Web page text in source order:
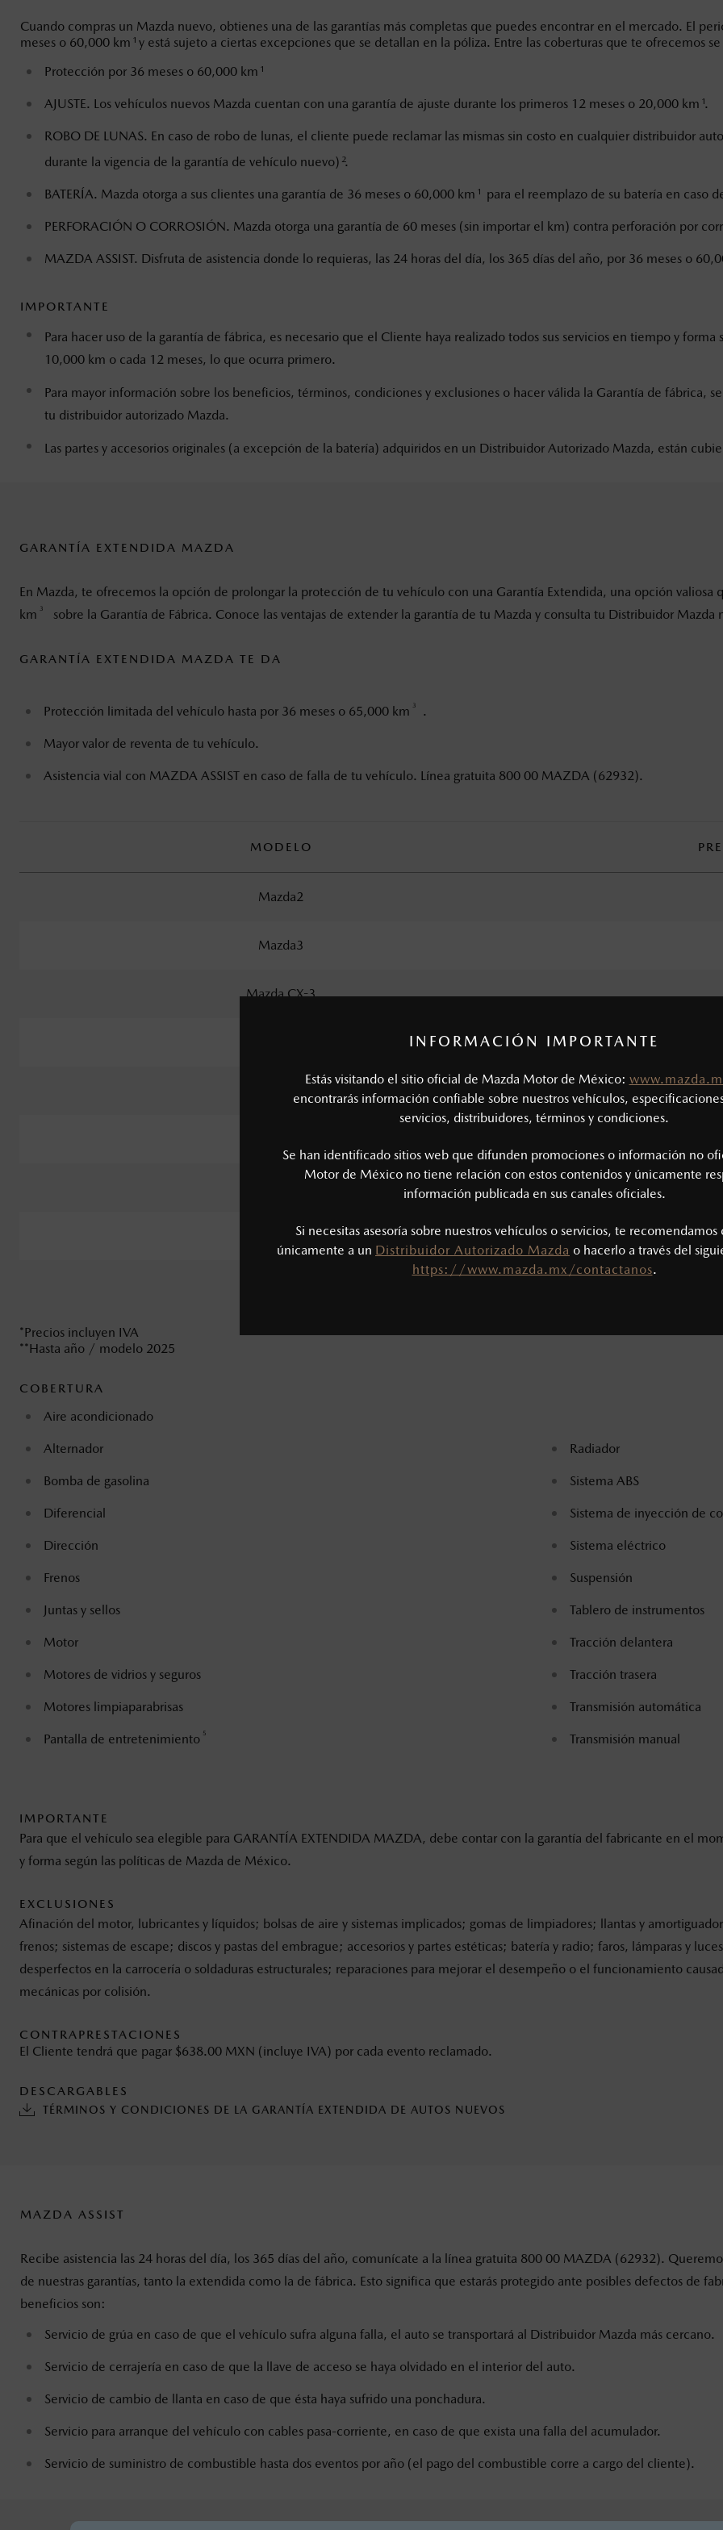
INFORMACIÓN IMPORTANTE
Estás visitando el sitio oficial de Mazda Motor de México:
encontrarás información confiable sobre nuestros vehículos,
servicios, distribuidores, términos y condiciones.
Se han identificado sitios web que difunden promociones o información no
Motor de México no tiene relación con estos contenidos y únicamente
información publicada en sus canales oficiales.
Si necesitas asesoría sobre nuestros vehículos o servicios, te recomendamos
únicamente a un Distribuidor Autorizado Mazda o hacerlo a través del
https://www.mazda.mx/contactanos.
Cuando compras un Mazda nuevo, obtienes una de las garantías más completas que puedes encontrar en el mercado. El
meses o 60,000 km 1 y está sujeto a ciertas excepciones que se detallan en la póliza. Entre las coberturas que te ofrecemos
Protección por 36 meses o 60,000 km 1
AJUSTE. Los vehículos nuevos Mazda cuentan con una garantía de ajuste durante los primeros 12 meses o 20,000 km 1.
ROBO DE LUNAS. En caso de robo de lunas, el cliente puede reclamar las mismas sin costo en cualquier distribuidor
durante la vigencia de la garantía de vehículo nuevo) 2.
BATERÍA. Mazda otorga a sus clientes una garantía de 36 meses o 60,000 km 1 para el reemplazo de su batería en caso
PERFORACIÓN O CORROSIÓN. Mazda otorga una garantía de 60 meses (sin importar el km) contra perforación por
MAZDA ASSIST. Disfruta de asistencia donde lo requieras, las 24 horas del día, los 365 días del año, por 36 meses o
IMPORTANTE
Para hacer uso de la garantía de fábrica, es necesario que el Cliente haya realizado todos sus servicios en tiempo y
10,000 km o cada 12 meses, lo que ocurra primero.
Para mayor información sobre los beneficios, términos, condiciones y exclusiones o hacer válida la Garantía de fábrica,
tu distribuidor autorizado Mazda.
Las partes y accesorios originales (a excepción de la batería) adquiridos en un Distribuidor Autorizado Mazda, están
GARANTÍA EXTENDIDA MAZDA
En Mazda, te ofrecemos la opción de prolongar la protección de tu vehículo con una Garantía Extendida, una opción
km 3 sobre la Garantía de Fábrica. Conoce las ventajas de extender la garantía de tu Mazda y consulta tu Distribuidor Mazda
GARANTÍA EXTENDIDA MAZDA TE DA
Protección limitada del vehículo hasta por 36 meses o 65,000 km 3 .
Mayor valor de reventa de tu vehículo.
Asistencia vial con MAZDA ASSIST en caso de falla de tu vehículo. Línea gratuita 800 00 MAZDA (62932).
MODELO
Mazda2
Mazda3
Mazda CX-3
Mazda BT-50
*Precios incluyen IVA
**Hasta año / modelo 2025
COBERTURA
Aire acondicionado
Alternador
Bomba de gasolina
Diferencial
Dirección
Frenos
Juntas y sellos
Motor
Motores de vidrios y seguros
Motores limpiaparabrisas
Pantalla de entretenimiento 5
Radiador
Sistema ABS
Sistema de inyección de
Sistema eléctrico
Suspensión
Tablero de instrumentos
Tracción delantera
Tracción trasera
Transmisión automática
Transmisión manual
IMPORTANTE
Para que el vehículo sea elegible para GARANTÍA EXTENDIDA MAZDA, debe contar con la garantía del fabricante en el
y forma según las políticas de Mazda de México.
EXCLUSIONES
Afinación del motor, lubricantes y líquidos; bolsas de aire y sistemas implicados; gomas de limpiadores; llantas y
frenos; sistemas de escape; discos y pastas del embrague; accesorios y partes estéticas; batería y radio; faros, lámparas y
desperfectos en la carrocería o soldaduras estructurales; reparaciones para mejorar el desempeño o el funcionamiento
mecánicas por colisión.
CONTRAPRESTACIONES
El Cliente tendrá que pagar $638.00 MXN (incluye IVA) por cada evento reclamado.
DESCARGABLES
TÉRMINOS Y CONDICIONES DE LA GARANTÍA EXTENDIDA DE AUTOS NUEVOS
MAZDA ASSIST
Recibe asistencia las 24 horas del día, los 365 días del año, comunícate a la línea gratuita 800 00 MAZDA (62932).
de nuestras garantías, tanto la extendida como la de fábrica. Esto significa que estarás protegido ante posibles defectos de
beneficios son:
Servicio de grúa en caso de que el vehículo sufra alguna falla, el auto se transportará al Distribuidor Mazda más cercano.
Servicio de cerrajería en caso de que la llave de acceso se haya olvidado en el interior del auto.
Servicio de cambio de llanta en caso de que ésta haya sufrido una ponchadura.
Servicio para arranque del vehículo con cables pasa-corriente, en caso de que exista una falla del acumulador.
Servicio de suministro de combustible hasta dos eventos por año (el pago del combustible corre a cargo del cliente).
6
Los precios y especificaciones indicados en esta página son al menudeo, sugeridos por el fabricante, en
modificar las especificaciones y los precios de sus productos, sin aviso previo al consumidor.